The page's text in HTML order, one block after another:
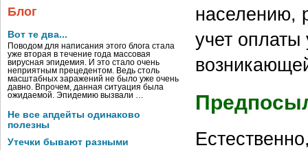
Блог
Вот те два...
Поводом для написания этого блога стала
уже вторая в течение года массовая
вирусная эпидемия. И это стало очень
неприятным прецедентом. Ведь столь
масштабных заражений не было уже очень
давно. Впрочем, данная ситуация была
ожидаемой. Эпидемию вызвали …
Не все апдейты одинаково
полезны
Утечки бывают разными
населению,
учет